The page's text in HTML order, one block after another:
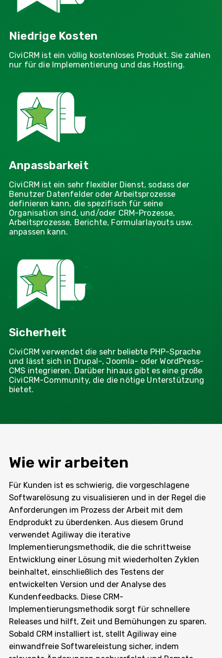
Niedrige Kosten
CiviCRM ist ein völlig kostenloses Produkt. Sie zahlen
nur für die Implementierung und das Hosting.
Anpassbarkeit
CiviCRM ist ein sehr flexibler Dienst, sodass der
Benutzer Datenfelder oder Arbeitsprozesse
definieren kann, die spezifisch für seine
Organisation sind, und/oder CRM-Prozesse,
Arbeitsprozesse, Berichte, Formularlayouts usw.
anpassen kann.
Sicherheit
CiviCRM verwendet die sehr beliebte PHP-Sprache
und lässt sich in Drupal-, Joomla- oder WordPress-
CMS integrieren. Darüber hinaus gibt es eine große
CiviCRM-Community, die die nötige Unterstützung
bietet.
Wie wir arbeiten
Für Kunden ist es schwierig, die vorgeschlagene
Softwarelösung zu visualisieren und in der Regel die
Anforderungen im Prozess der Arbeit mit dem
Endprodukt zu überdenken. Aus diesem Grund
verwendet Agiliway die iterative
Implementierungsmethodik, die die schrittweise
Entwicklung einer Lösung mit wiederholten Zyklen
beinhaltet, einschließlich des Testens der
entwickelten Version und der Analyse des
Kundenfeedbacks. Diese CRM-
Implementierungsmethodik sorgt für schnellere
Releases und hilft, Zeit und Bemühungen zu sparen.
Sobald CRM installiert ist, stellt Agiliway eine
einwandfreie Softwareleistung sicher, indem